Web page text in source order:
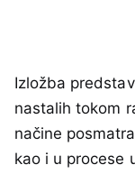
Izložba
nastalih tokom
načine
kao i u procese